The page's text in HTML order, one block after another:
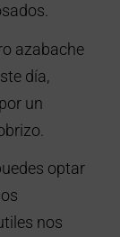
azabache
día,
un
optar
nos